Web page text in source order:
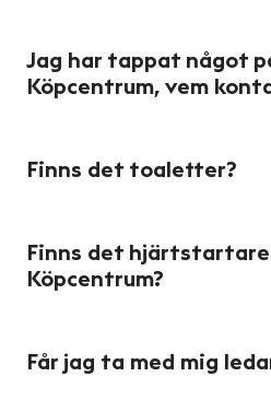
Jag har tappat något
Köpcentrum, vem
Finns det toaletter?
Finns det hjärtstartare
Köpcentrum?
Får jag ta med mig